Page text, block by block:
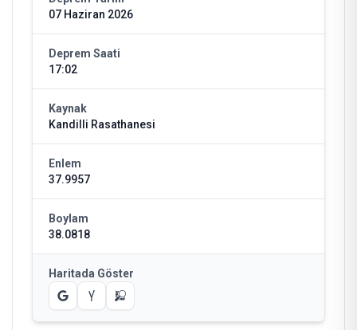
07 Haziran 2026
Deprem Saati
17:02
Kaynak
Kandilli Rasathanesi
Enlem
37.9957
Boylam
38.0818
Haritada Göster